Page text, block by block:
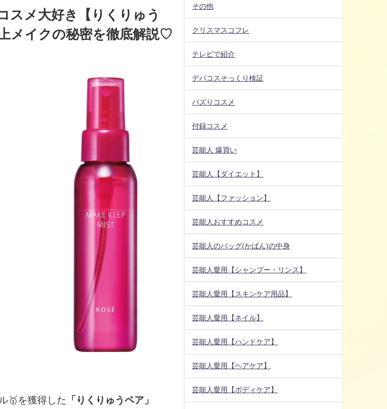
スメ大好き【りくりゅう
メイクの秘密を徹底解説♡
🥇を獲得した
「りくりゅうペア」
その他
クリスマスコフレ
テレビで紹介
デパコスそっくり検証
バズりコスメ
付録コスメ
芸能人 爆買い
芸能人【ダイエット】
芸能人【ファッション】
芸能人おすすめコスメ
芸能人のバッグ(かばん)の中身
芸能人愛用【シャンプー・リンス】
芸能人愛用【スキンケア用品】
芸能人愛用【ネイル】
芸能人愛用【ハンドケア】
芸能人愛用【ヘアケア】
芸能人愛用【ボディケア】